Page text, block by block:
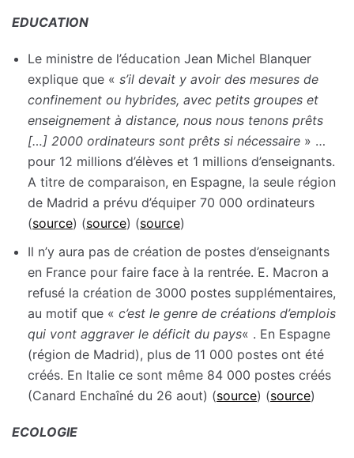
EDUCATION
Le ministre de l’éducation Jean Michel Blanquer
explique que « s’il devait y avoir des mesures de
confinement ou hybrides, avec petits groupes et
enseignement à distance, nous nous tenons prêts
[…] 2000 ordinateurs sont prêts si nécessaire » …
pour 12 millions d’élèves et 1 millions d’enseignants.
A titre de comparaison, en Espagne, la seule région
de Madrid a prévu d’équiper 70 000 ordinateurs
(source) (source) (source)
Il n’y aura pas de création de postes d’enseignants
en France pour faire face à la rentrée. E. Macron a
refusé la création de 3000 postes supplémentaires,
au motif que « c’est le genre de créations d’emplois
qui vont aggraver le déficit du pays« . En Espagne
(région de Madrid), plus de 11 000 postes ont été
créés. En Italie ce sont même 84 000 postes créés
(Canard Enchaîné du 26 aout) (source) (source)
ECOLOGIE